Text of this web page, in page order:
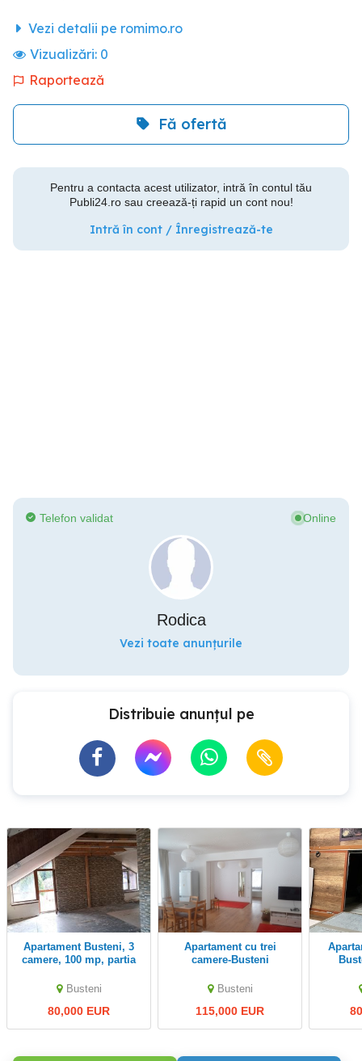
Vezi detalii pe romimo.ro
Vizualizări: 0
Raportează
Fă ofertă
Pentru a contacta acest utilizator, intră în contul tău
Publi24.ro sau creează-ți rapid un cont nou!
Intră în cont / Înregistrează-te
Telefon validat Online
Rodica
Vezi toate anunțurile
Distribuie anunțul pe
Apartament Busteni, 3
camere, 100 mp, partia
Busteni
80,000 EUR
Apartament cu trei
camere-Busteni
Busteni
115,000 EUR
Apartament 3 camere